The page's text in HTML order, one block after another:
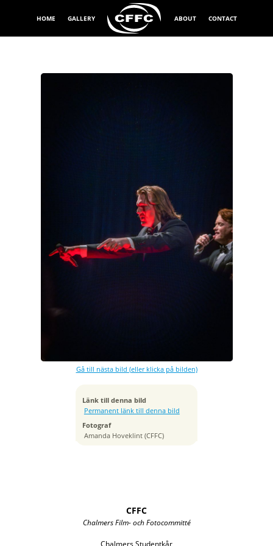
HOME GALLERY ABOUT CONTACT
Gå till nästa bild (eller klicka på bilden)
Länk till denna bild
Permanent länk till denna bild
Fotograf
Amanda Hoveklint (CFFC)
Tagen
ISO
3200
Brännvidd
142 mm
CFFC
Chalmers Film- och Fotocommitté